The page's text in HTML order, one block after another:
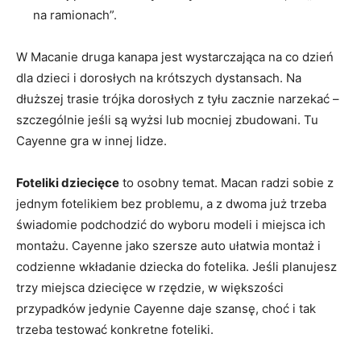
na ramionach”.
W Macanie druga kanapa jest wystarczająca na co dzień
dla dzieci i dorosłych na krótszych dystansach. Na
dłuższej trasie trójka dorosłych z tyłu zacznie narzekać –
szczególnie jeśli są wyżsi lub mocniej zbudowani. Tu
Cayenne gra w innej lidze.
Foteliki dziecięce to osobny temat. Macan radzi sobie z
jednym fotelikiem bez problemu, a z dwoma już trzeba
świadomie podchodzić do wyboru modeli i miejsca ich
montażu. Cayenne jako szersze auto ułatwia montaż i
codzienne wkładanie dziecka do fotelika. Jeśli planujesz
trzy miejsca dziecięce w rzędzie, w większości
przypadków jedynie Cayenne daje szansę, choć i tak
trzeba testować konkretne foteliki.